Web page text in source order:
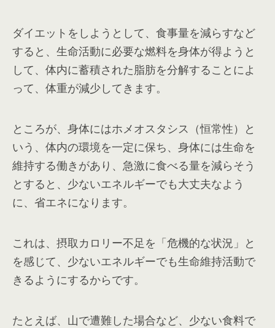
ダイエットをしようとして、食事量を減らすなど
すると、生命活動に必要な燃料を身体が得ようと
して、体内に蓄積された脂肪を分解することによ
って、体重が減少してきます。
ところが、身体にはホメオスタシス（恒常性）と
いう、体内の環境を一定に保ち、身体には生命を
維持する働きがあり、急激に食べる量を減らそう
とすると、少ないエネルギーでも大丈夫なよう
に、省エネになります。
これは、摂取カロリー不足を「危機的な状況」と
を感じて、少ないエネルギーでも生命維持活動で
きるようにするからです。
たとえば、山で遭難した場合など、少ない食料で